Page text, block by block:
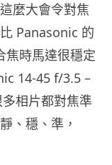
麼大會令對焦
Panasonic 的
時馬達很穩定
14-45 f/3.5 –
相片都對焦準
、穩、準，